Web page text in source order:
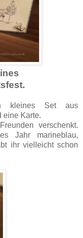
kleines Set aus
eine Karte.
verschenkt.
Jahr marineblau,
ihr vielleicht schon